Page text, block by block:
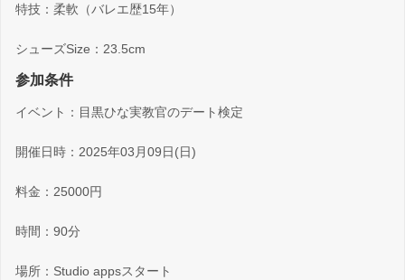
特技：柔軟（バレエ歴15年）
シューズSize：23.5cm
参加条件
イベント：目黒ひな実教官のデート検定
開催日時：2025年03月09日(日)
料金：25000円
時間：90分
場所：Studio appsスタート